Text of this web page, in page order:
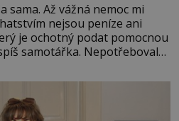
sama. Až vážná nemoc mi
nejsou peníze ani
je ochotný podat pomocnou
samotářka. Nepotřebovala
Hned po studiích jsem